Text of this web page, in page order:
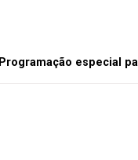
Programação especial